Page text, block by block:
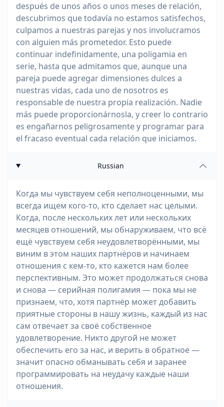
después de unos años o unos meses de relación,
descubrimos que todavía no estamos satisfechos,
culpamos a nuestras parejas y nos involucramos
con alguien más prometedor. Esto puede
continuar indefinidamente, una poligamia en
serie, hasta que admitamos que, aunque una
pareja puede agregar dimensiones dulces a
nuestras vidas, cada uno de nosotros es
responsable de nuestra propia realización. Nadie
más puede proporcionárnosla, y creer lo contrario
es engañarnos peligrosamente y programar para
el fracaso eventual cada relación que iniciamos.
Russian
Когда мы чувствуем себя неполноценными, мы
всегда ищем кого-то, кто сделает нас целыми.
Когда, после нескольких лет или нескольких
месяцев отношений, мы обнаруживаем, что всё
ещё чувствуем себя неудовлетворёнными, мы
виним в этом наших партнёров и начинаем
отношения с кем-то, кто кажется нам более
перспективным. Это может продолжаться снова
и снова — серийная полигамия — пока мы не
признаем, что, хотя партнёр может добавить
приятные стороны в нашу жизнь, каждый из нас
сам отвечает за своё собственное
удовлетворение. Никто другой не может
обеспечить его за нас, и верить в обратное —
значит опасно обманывать себя и заранее
программировать на неудачу каждые наши
отношения.